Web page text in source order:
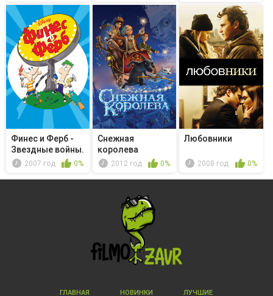
Финес и Ферб -
Звездные войны.
Часть 2
2007 год 0%
Снежная
королева
2012 год 0%
Любовники
2008 год 0%
ГЛАВНАЯ НОВИНКИ ЛУЧШИЕ